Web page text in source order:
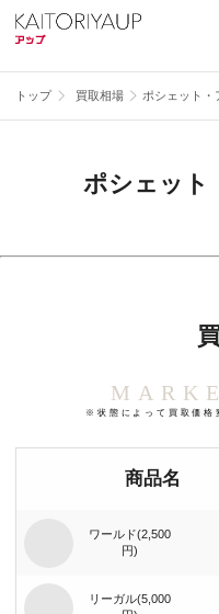
トップ 買取相場 ポシェット・
ポシェット
※状態によって買取価格
商品名
ワールド(2,500
円)
リーガル(5,000